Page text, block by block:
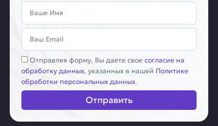
Имя
Email
Соглашение
Отправляя форму, Вы даете свое согласие на
обработку данных, указанных в нашей Политике
обработки персональных данных.
Отправить